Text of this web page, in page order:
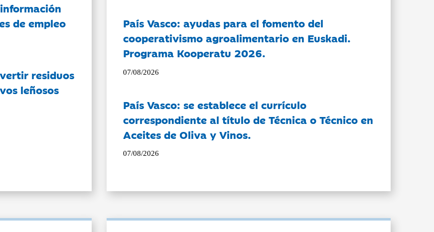
de empleo
residuos
leñosos
País Vasco: ayudas para el fomento del
cooperativismo agroalimentario en Euskadi.
Programa Kooperatu 2026.
07/08/2026
País Vasco: se establece el currículo
correspondiente al título de Técnica o Técnico en
Aceites de Oliva y Vinos.
07/08/2026